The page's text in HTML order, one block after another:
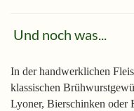
Und noch was...
In der handwerklichen
klassischen
Lyoner, Bierschinken oder